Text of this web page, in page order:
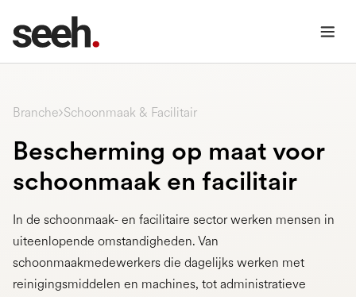
Branche Schoonmaak & Facilitair
Bescherming op maat voor
schoonmaak en facilitair
In de schoonmaak- en facilitaire sector werken mensen in
uiteenlopende omstandigheden. Van
schoonmaakmedewerkers die dagelijks werken met
reinigingsmiddelen en machines, tot administratieve